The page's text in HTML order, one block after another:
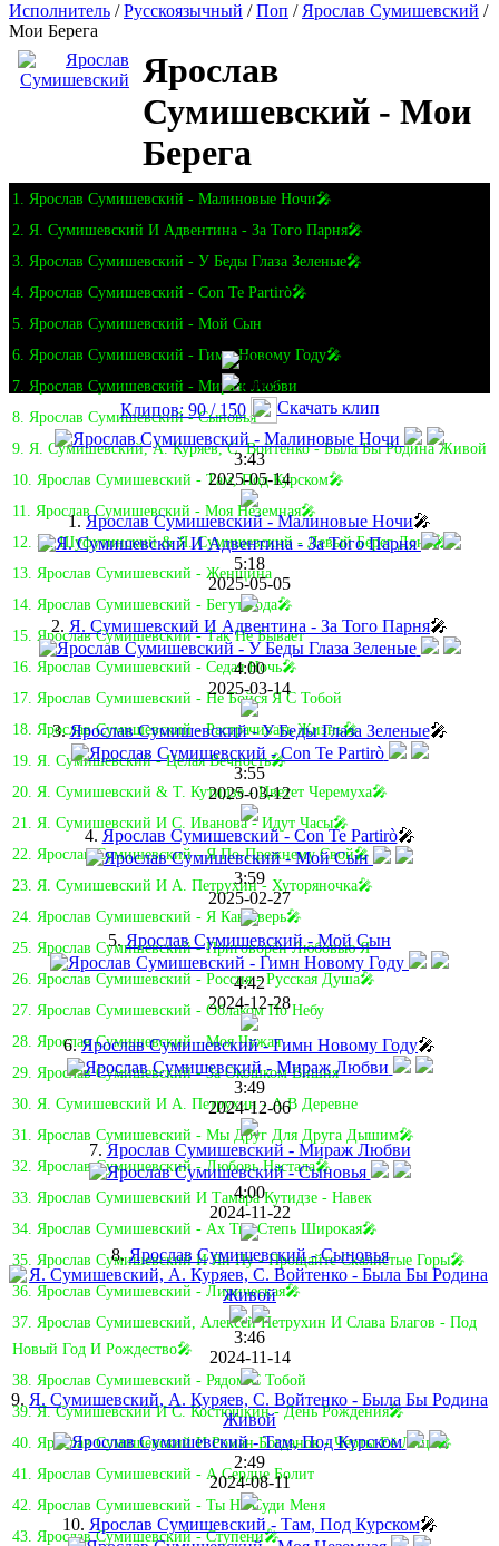
Исполнитель /Русскоязычный /Поп / Ярослав Сумишевский /
Мои Берега
Ярослав
Сумишевский - Мои
Берега
1. Ярослав Сумишевский - Малиновые Ночи🎤
2. Я. Сумишевский И Адвентина - За Того Парня🎤
3. Ярослав Сумишевский - У Беды Глаза Зеленые🎤
4. Ярослав Сумишевский - Con Te Partirò🎤
5. Ярослав Сумишевский - Мой Сын
6. Ярослав Сумишевский - Гимн Новому Году🎤
7. Ярослав Сумишевский - Мираж Любви
8. Ярослав Сумишевский - Сыновья
9. Я. Сумишевский, А. Куряев, С. Войтенко - Была Бы Родина Живой
10. Ярослав Сумишевский - Там, Под Курском🎤
11. Ярослав Сумишевский - Моя Неземная🎤
12. М. Шуфутинский & Я. Сумишевский - Левый Берег Дона🎤
13. Ярослав Сумишевский - Женщина
14. Ярослав Сумишевский - Бегут Года🎤
15. Ярослав Сумишевский - Так Не Бывает
16. Ярослав Сумишевский - Седая Ночь🎤
17. Ярослав Сумишевский - Не Бойся Я С Тобой
18. Ярослав Сумишевский - Растрачивать Жизнь🎤
19. Я. Сумишевский - Целая Вечность🎤
20. Я. Сумишевский & Т. Кутидзе - Цветет Черемуха🎤
21. Я. Сумишевский И С. Иванова - Идут Часы🎤
22. Ярослав Сумишевский - Я По-Прежнему Свой🎤
23. Я. Сумишевский И А. Петрухин - Хуторяночка🎤
24. Ярослав Сумишевский - Я Как Зверь🎤
25. Ярослав Сумишевский - Приговорён Любовью Я
26. Ярослав Сумишевский - Россия - Русская Душа🎤
27. Ярослав Сумишевский - Облаком По Небу
28. Ярослав Сумишевский - Моя Чужая
29. Ярослав Сумишевский - За Окошком Вишня
30. Я. Сумишевский И А. Петрухин - А В Деревне
31. Ярослав Сумишевский - Мы Друг Для Друга Дышим🎤
32. Ярослав Сумишевский - Любовь Настала🎤
33. Ярослав Сумишевский И Тамара Кутидзе - Навек
34. Ярослав Сумишевский - Ах Ты, Степь Широкая🎤
35. Ярослав Сумишевский И Ян Пу - Прощайте Скалистые Горы🎤
36. Ярослав Сумишевский - Лирическая🎤
37. Ярослав Сумишевский, Алексей Петрухин И Слава Благов - Под
Новый Год И Рождество🎤
38. Ярослав Сумишевский - Рядом С Тобой
39. Я. Сумишевский И С. Костюшкин - День Рождения🎤
40. Ярослав Сумишевский И Роман Богданов - Черты Её Лица🎤
41. Ярослав Сумишевский - А Сердце Болит
42. Ярослав Сумишевский - Ты Не Суди Меня
43. Ярослав Сумишевский - Ступени🎤
Клипов: 90 / 150 Скачать клип
3:43
2025-05-14
1.Ярослав Сумишевский - Малиновые Ночи🎤
5:18
2025-05-05
2. Я. Сумишевский И Адвентина - За Того Парня🎤
4:00
2025-03-14
3.Ярослав Сумишевский - У Беды Глаза Зеленые🎤
3:55
2025-03-12
4. Ярослав Сумишевский - Con Te Partirò🎤
3:59
2025-02-27
5. Ярослав Сумишевский - Мой Сын
4:42
2024-12-28
6.Ярослав Сумишевский - Гимн Новому Году🎤
3:49
2024-12-06
7.Ярослав Сумишевский - Мираж Любви
4:00
2024-11-22
8.Ярослав Сумишевский - Сыновья
3:46
2024-11-14
9. Я. Сумишевский, А. Куряев, С. Войтенко - Была Бы Родина
Живой
2:49
2024-08-11
10. Ярослав Сумишевский - Там, Под Курском🎤